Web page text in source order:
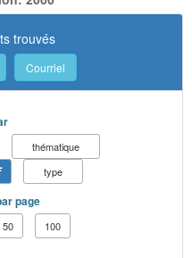
trouvés
Courriel
thématique
type
page
50 100